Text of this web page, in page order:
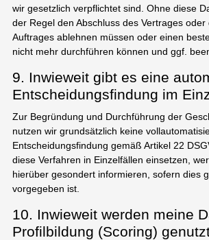
wir gesetzlich verpflichtet sind. Ohne diese
der Regel den Abschluss des Vertrages oder
Auftrages ablehnen müssen oder einen
nicht mehr durchführen können und ggf.
9. Inwieweit gibt es eine
Entscheidungsfindung im
Zur Begründung und Durchführung der
nutzen wir grundsätzlich keine
Entscheidungsfindung gemäß Artikel 22
diese Verfahren in Einzelfällen einsetzen,
hierüber gesondert informieren, sofern dies
vorgegeben ist.
10. Inwieweit werden meine
Profilbildung (Scoring)